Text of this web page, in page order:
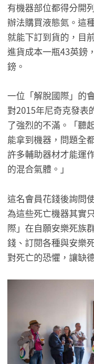
有機器部位都得分開
辦法購買液態氮。這
就能下訂到貨的，目
進貨成本一瓶43英鎊
鎊。
一位「解脫國際」的
對2015年尼奇克發表
了強烈的不滿。「聽
能拿到機器，問題全
許多輔助器材才能運
的混合氣體。」
這名會員花錢後詢問
為這些死亡機器其實
際」在自願安樂死族
錢、訂閱各種與安樂
對死亡的恐懼，讓缺